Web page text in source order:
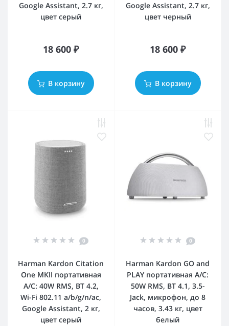
Google Assistant, 2.7 кг,
цвет серый
18 600 ₽
В корзину
Google Assistant, 2.7 кг,
цвет черный
18 600 ₽
В корзину
0
Harman Kardon Citation
One MKII портативная
А/С: 40W RMS, BT 4.2,
Wi-Fi 802.11 a/b/g/n/ac,
Google Assistant, 2 кг,
цвет серый
0
Harman Kardon GO and
PLAY портативная А/С:
50W RMS, BT 4.1, 3.5-
Jack, микрофон, до 8
часов, 3.43 кг, цвет
белый